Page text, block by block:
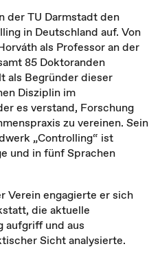
der TU Darmstadt den
in Deutschland auf. Von
als Professor an der
85 Doktoranden
als Begründer dieser
Disziplin im
es verstand, Forschung
zu vereinen. Sein
„Controlling“ ist
und in fünf Sprachen
Verein engagierte er sich
die aktuelle
aufgriff und aus
Sicht analysierte.